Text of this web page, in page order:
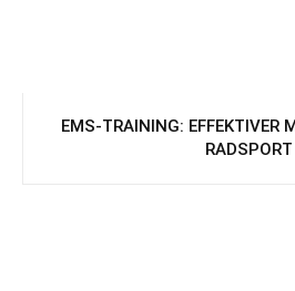
EMS-TRAINING: EFFEKTIVER
RADSPORT